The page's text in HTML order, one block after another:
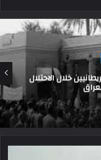
هل تنقذ نتنياهو
…؟؟؟؟